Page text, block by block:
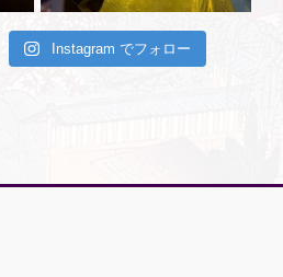
Instagram でフォロー